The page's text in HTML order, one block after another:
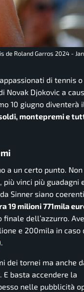
de Roland Garros 2024 -
di tennis
Djokovic a
10 giugno diventerà
montepremi e
a un certo punto. Non
vinci più guadagni
Sinner siano
19 milioni 771mila
dell’azzurro.
e 200mila in caso
dei tornei ma anche
. E basta accendere la
nelle pubblicità